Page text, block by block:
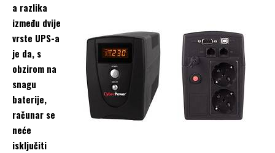
a razlika
između dvije
vrste UPS-a
je da, s
obzirom na
snagu
baterije,
računar se
neće
isključiti